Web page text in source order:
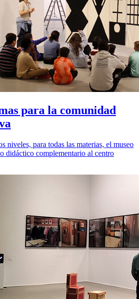
para la comunidad
niveles, para todas las materias, el museo
didáctico complementario al centro